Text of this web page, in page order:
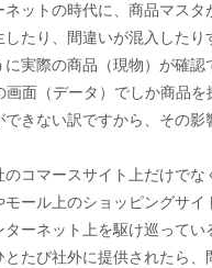
ネットの時代に、商品マス
したり、間違いが混入したり
に実際の商品（現物）が確認
画面（データ）でしか商品を
きない訳ですから、その影
のコマースサイト上だけでな
モール上のショッピングサイ
ターネット上を駆け巡って
とたび社外に提供されたら、